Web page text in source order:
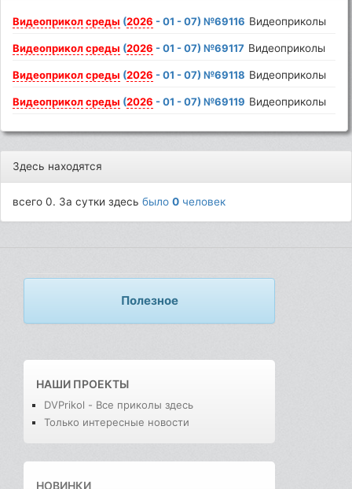
Видеоприкол среды (2026 - 01 - 07) №69116 Видеоприколы
Видеоприкол среды (2026 - 01 - 07) №69117 Видеоприколы
Видеоприкол среды (2026 - 01 - 07) №69118 Видеоприколы
Видеоприкол среды (2026 - 01 - 07) №69119 Видеоприколы
Здесь находятся
всего 0. За сутки здесьбыло0 человек
Полезное
НАШИ ПРОЕКТЫ
DVPrikol - Все приколы здесь
Только интересные новости
НОВИНКИ